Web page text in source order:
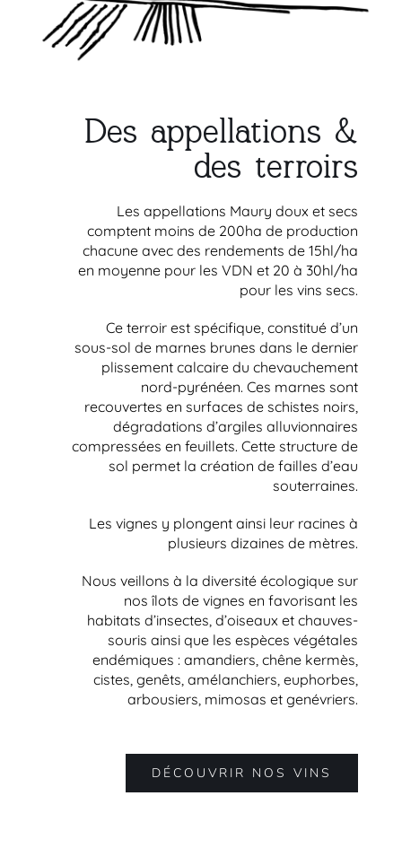
Des appellations &
des terroirs
Les appellations Maury doux et secs
comptent moins de 200ha de production
chacune avec des rendements de 15hl/ha
en moyenne pour les VDN et 20 à 30hl/ha
pour les vins secs.
Ce terroir est spécifique, constitué d’un
sous-sol de marnes brunes dans le dernier
plissement calcaire du chevauchement
nord-pyrénéen. Ces marnes sont
recouvertes en surfaces de schistes noirs,
dégradations d’argiles alluvionnaires
compressées en feuillets. Cette structure de
sol permet la création de failles d’eau
souterraines.
Les vignes y plongent ainsi leur racines à
plusieurs dizaines de mètres.
Nous veillons à la diversité écologique sur
nos îlots de vignes en favorisant les
habitats d’insectes, d’oiseaux et chauves-
souris ainsi que les espèces végétales
endémiques : amandiers, chêne kermès,
cistes, genêts, amélanchiers, euphorbes,
arbousiers, mimosas et genévriers.
DÉCOUVRIR NOS VINS